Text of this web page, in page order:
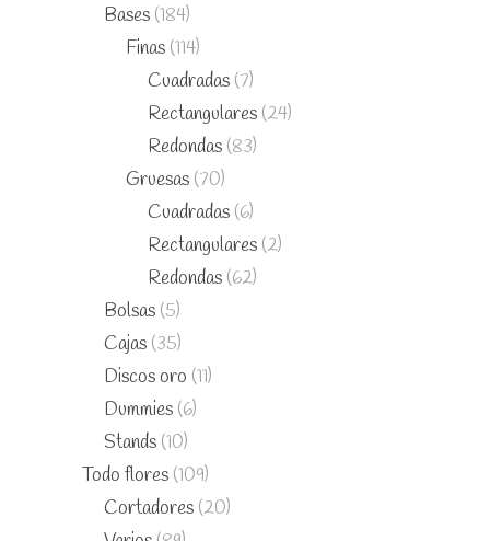
Bases (184)
Finas (114)
Cuadradas (7)
Rectangulares (24)
Redondas (83)
Gruesas (70)
Cuadradas (6)
Rectangulares (2)
Redondas (62)
Bolsas (5)
Cajas (35)
Discos oro (11)
Dummies (6)
Stands (10)
Todo flores (109)
Cortadores (20)